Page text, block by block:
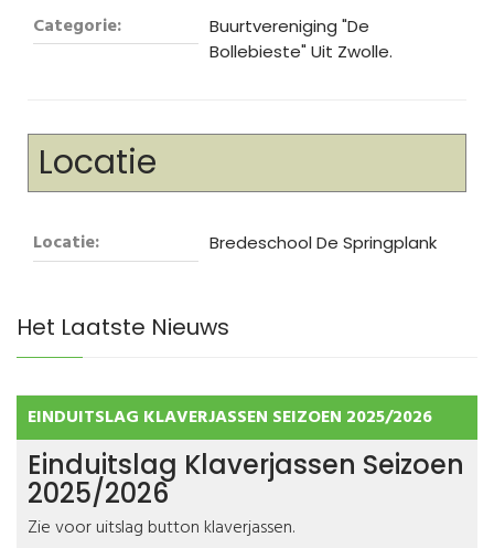
Categorie:
Buurtvereniging "De
Bollebieste" Uit Zwolle.
Locatie
Locatie: Bredeschool De Springplank
Het Laatste Nieuws
EINDUITSLAG KLAVERJASSEN SEIZOEN 2025/2026
Einduitslag Klaverjassen Seizoen
2025/2026
Zie voor uitslag button klaverjassen.